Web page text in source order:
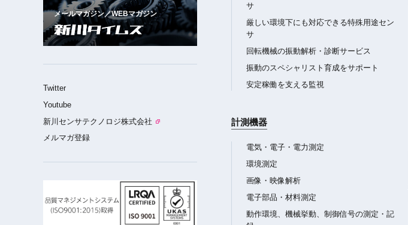
サ
厳しい環境下にも対応できる特殊用途セン
サ
回転機械の振動解析・診断サービス
振動のスペシャリスト育成をサポート
安定稼働を支える監視
計測機器
電気・電子・電力測定
環境測定
画像・映像解析
電子部品・材料測定
動作環境、機械挙動、制御信号の測定・記
メールマガジン／WEBマガジン
Twitter
Youtube
新川センサテクノロジ株式会社
メルマガ登録